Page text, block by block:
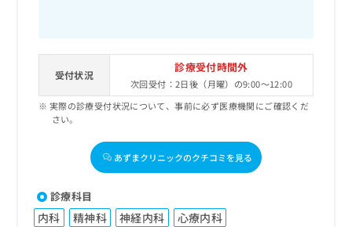
受付状況
診療受付時間外
次回受付：2日後（月曜）の9:00～12:00
実際の診療受付状況について、事前に必ず医療機関にご確認くだ
さい。
あずまクリニックのクチコミを見る
診療科目
内科 精神科 神経内科 心療内科